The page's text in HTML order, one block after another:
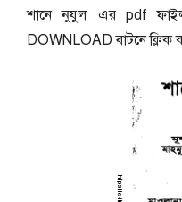
শানে নুযুল এর pdf
DOWNLOAD বাটনে ক্লিক